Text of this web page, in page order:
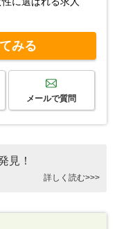
みる
メールで質問
見！
詳しく読む>>>